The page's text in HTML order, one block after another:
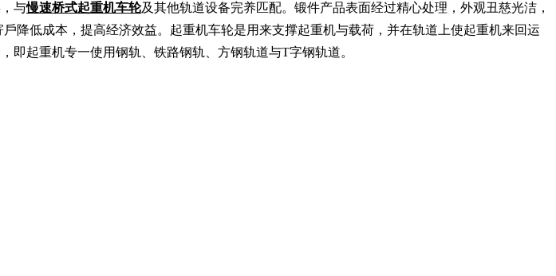
与慢速桥式起重机车轮及其他轨道设备完养匹配。锻件产品表面经过精心处理，外观丑慈光洁，
降低成本，提高经济效益。起重机车轮是用来支撑起重机与载荷，并在轨道上使起重机来回运
起重机专一使用钢轨、铁路钢轨、方钢轨道与T字钢轨道。